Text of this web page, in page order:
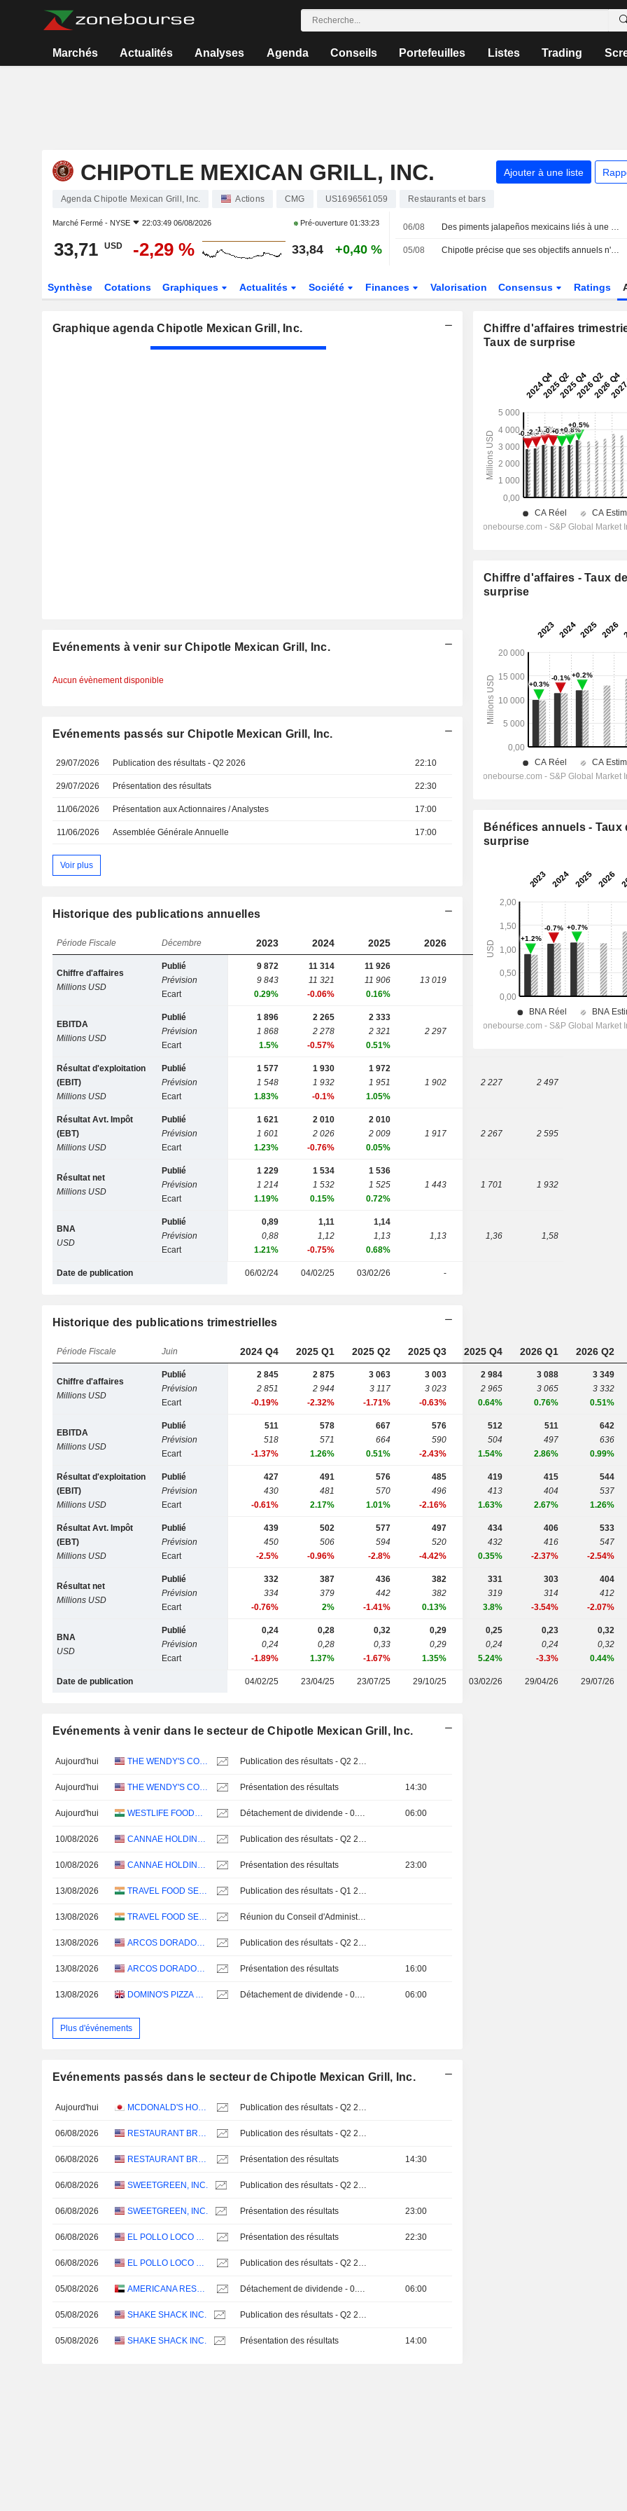
Marchés Actualités Analyses Agenda Conseils Portefeuilles Listes Trading
CHIPOTLE MEXICAN GRILL, INC. Ajouter à une liste
Agenda Chipotle Mexican Grill, Inc. Actions CMG US1696561059 Restaurants et bars
Marché Fermé - NYSE 22:03:49 06/08/2026 Pré-ouverture01:33:23
33,71 USD -2,29 % 33,84 +0,40 %
06/08 Des piments jalapeños mexicains liés à une épidémie de salmonellose dans 27 États américains
05/08 Chipotle précise que ses objectifs annuels n'incluent pas l'impact de l'épidémie de salmonellose dans le Minnesota
Synthèse Cotations Graphiques Actualités Société Finances Valorisation Consensus Ratings
Graphique agenda Chipotle Mexican Grill, Inc.
Evénements à venir sur Chipotle Mexican Grill, Inc.
Aucun évènement disponible
Evénements passés sur Chipotle Mexican Grill, Inc.
29/07/2026 Publication des résultats - Q2 2026 22:10
29/07/2026 Présentation des résultats 22:30
11/06/2026 Présentation aux Actionnaires / Analystes 17:00
11/06/2026 Assemblée Générale Annuelle 17:00
Voir plus
Historique des publications annuelles
Période Fiscale Décembre 2023 2024 2025 2026 2027 2028
Chiffre d'affaires
Millions USD
Publié
Prévision
Ecart
9 872
9 843
0.29%
11 314
11 321
-0.06%
11 926
11 906
0.16%
13 019 15 871
EBITDA
Millions USD
Publié
Prévision
Ecart
1 896
1 868
1.5%
2 265
2 278
-0.57%
2 333
2 321
0.51%
2 297 2 653 2 958
Résultat d'exploitation
(EBIT)
Millions USD
Publié
Prévision
Ecart
1 577
1 548
1.83%
1 930
1 932
-0.1%
1 972
1 951
1.05%
1 902 2 227 2 497
Résultat Avt. Impôt
(EBT)
Millions USD
Publié
Prévision
Ecart
1 621
1 601
1.23%
2 010
2 026
-0.76%
2 010
2 009
0.05%
1 917 2 267 2 595
Résultat net
Millions USD
Publié
Prévision
Ecart
1 229
1 214
1.19%
1 534
1 532
0.15%
1 536
1 525
0.72%
1 443 1 701 1 932
BNA
USD
Publié
Prévision
Ecart
0,89
0,88
1.21%
1,11
1,12
-0.75%
1,14
1,13
0.68%
1,13 1,36 1,58
Date de publication 06/02/24 04/02/25 03/02/26 -
Historique des publications trimestrielles
Période Fiscale Juin 2024 Q4 2025 Q1 2025 Q2 2025 Q3 2025 Q4 2026 Q1 2026 Q2
Chiffre d'affaires
Millions USD
Publié
Prévision
Ecart
2 845
2 851
-0.19%
2 875
2 944
-2.32%
3 063
3 117
-1.71%
3 003
3 023
-0.63%
2 984
2 965
0.64%
3 088
3 065
0.76%
3 349
3 332
0.51%
EBITDA
Millions USD
Publié
Prévision
Ecart
511
518
-1.37%
578
571
1.26%
667
664
0.51%
576
590
-2.43%
512
504
1.54%
511
497
2.86%
642
636
0.99%
Résultat d'exploitation
(EBIT)
Millions USD
Publié
Prévision
Ecart
427
430
-0.61%
491
481
2.17%
576
570
1.01%
485
496
-2.16%
419
413
1.63%
415
404
2.67%
544
537
1.26%
Résultat Avt. Impôt
(EBT)
Millions USD
Publié
Prévision
Ecart
439
450
-2.5%
502
506
-0.96%
577
594
-2.8%
497
520
-4.42%
434
432
0.35%
406
416
-2.37%
533
547
-2.54%
Résultat net
Millions USD
Publié
Prévision
Ecart
332
334
-0.76%
387
379
2%
436
442
-1.41%
382
382
0.13%
331
319
3.8%
303
314
-3.54%
404
412
-2.07%
BNA
USD
Publié
Prévision
Ecart
0,24
0,24
-1.89%
0,28
0,28
1.37%
0,32
0,33
-1.67%
0,29
0,29
1.35%
0,25
0,24
5.24%
0,23
0,24
-3.3%
0,32
0,32
0.44%
Date de publication 04/02/25 23/04/25 23/07/25 29/10/25 03/02/26 29/04/26 29/07/26
Evénements à venir dans le secteur de Chipotle Mexican Grill, Inc.
Aujourd'hui THE WENDY'S COMPANY Publication des résultats - Q2 2026
Aujourd'hui THE WENDY'S COMPANY Présentation des résultats 14:30
Aujourd'hui WESTLIFE FOODWORLD LIMITED Détachement de dividende - 0.4 INR 06:00
10/08/2026 CANNAE HOLDINGS, INC. Publication des résultats - Q2 2026
10/08/2026 CANNAE HOLDINGS, INC. Présentation des résultats 23:00
13/08/2026 TRAVEL FOOD SERVICES LIMITED Publication des résultats - Q1 2027
13/08/2026 TRAVEL FOOD SERVICES LIMITED Réunion du Conseil d'Administration
13/08/2026 ARCOS DORADOS HOLDINGS INC. Publication des résultats - Q2 2026
13/08/2026 ARCOS DORADOS HOLDINGS INC. Présentation des résultats 16:00
13/08/2026 DOMINO'S PIZZA GROUP PLC Détachement de dividende - 0.037 GBX 06:00
Plus d'événements
Evénements passés dans le secteur de Chipotle Mexican Grill, Inc.
Aujourd'hui MCDONALD'S HOLDINGS COMPANY (JAPAN), LTD. Publication des résultats - Q2 2026
06/08/2026 RESTAURANT BRANDS INTERNATIONAL INC. Publication des résultats - Q2 2026
06/08/2026 RESTAURANT BRANDS INTERNATIONAL INC. Présentation des résultats 14:30
06/08/2026 SWEETGREEN, INC. Publication des résultats - Q2 2026
06/08/2026 SWEETGREEN, INC. Présentation des résultats 23:00
06/08/2026 EL POLLO LOCO HOLDINGS, INC. Présentation des résultats 22:30
06/08/2026 EL POLLO LOCO HOLDINGS, INC. Publication des résultats - Q2 2026
05/08/2026 AMERICANA RESTAURANTS INTERNATIONAL PLC Détachement de dividende - 0.04407 AED 06:00
05/08/2026 SHAKE SHACK INC. Publication des résultats - Q2 2026
05/08/2026 SHAKE SHACK INC. Présentation des résultats 14:00
Chiffre d'affaires
Taux de surprise
Chiffre d'affaires - Taux de
surprise
Bénéfices annuels - Taux
surprise